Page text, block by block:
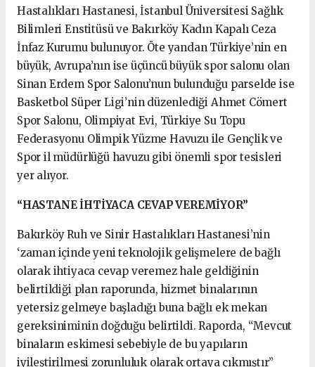
Hastalıkları Hastanesi, İstanbul Üniversitesi Sağlık
Bilimleri Enstitüsü ve Bakırköy Kadın Kapalı Ceza
İnfaz Kurumu bulunuyor. Öte yandan Türkiye’nin en
büyük, Avrupa’nın ise üçüncü büyük spor salonu olan
Sinan Erdem Spor Salonu’nun bulunduğu parselde ise
Basketbol Süper Ligi’nin düzenlediği Ahmet Cömert
Spor Salonu, Olimpiyat Evi, Türkiye Su Topu
Federasyonu Olimpik Yüzme Havuzu ile Gençlik ve
Spor il müdürlüğü havuzu gibi önemli spor tesisleri
yer alıyor.
“HASTANE İHTİYACA CEVAP VEREMİYOR”
Bakırköy Ruh ve Sinir Hastalıkları Hastanesi’nin
‘zaman içinde yeni teknolojik gelişmelere de bağlı
olarak ihtiyaca cevap veremez hale geldiğinin
belirtildiği plan raporunda, hizmet binalarının
yetersiz gelmeye başladığı buna bağlı ek mekan
gereksiniminin doğduğu belirtildi. Raporda, “Mevcut
binaların eskimesi sebebiyle de bu yapıların
iyileştirilmesi zorunluluk olarak ortaya çıkmıştır”